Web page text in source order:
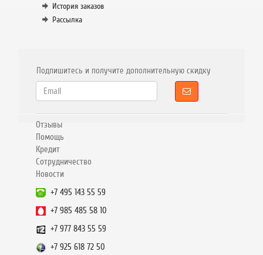
История заказов
Рассылка
Подпишитесь и получите дополнительную скидку
Отзывы
Помощь
Кредит
Сотрудничество
Новости
+7 495 143 55 59
+7 985 485 58 10
+7 977 843 55 59
+7 925 618 72 50